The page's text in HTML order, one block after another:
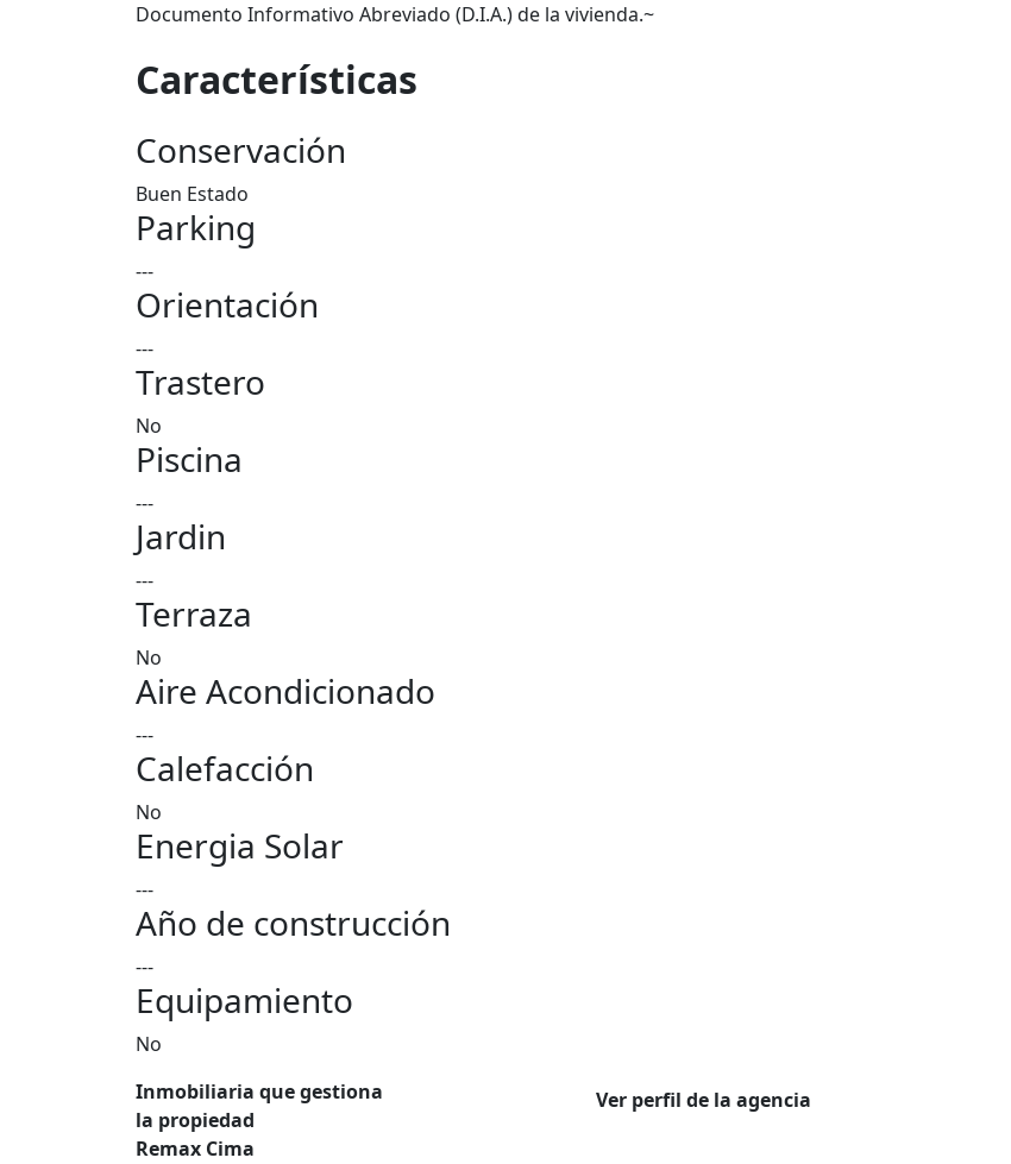
Documento Informativo Abreviado (D.I.A.) de la vivienda.~
Características
Conservación
Buen Estado
Parking
---
Orientación
---
Trastero
No
Piscina
---
Jardin
---
Terraza
No
Aire Acondicionado
---
Calefacción
No
Energia Solar
---
Año de construcción
---
Equipamiento
No
Inmobiliaria que gestiona
la propiedad
Remax Cima
Ver perfil de la agencia